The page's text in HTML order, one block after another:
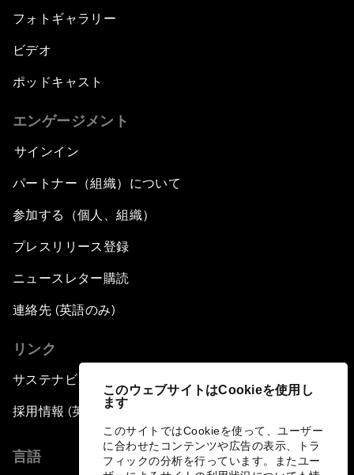
このウェブサイトはCookieを使用し
ます
このサイトではCookieを使って、ユーザー
に合わせたコンテンツや広告の表示、トラ
フィックの分析を行っています。またユー
フォトギャラリー
ビデオ
ポッドキャスト
エンゲージメント
サインイン
パートナー（組織）について
参加する（個人、組織）
プレスリリース登録
ニュースレター購読
連絡先 (英語のみ)
リンク
サステナビリティへの取り組み
採用情報 (英語のみ)
言語